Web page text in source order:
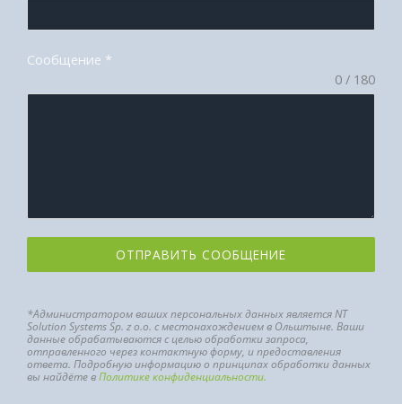
Сообщение *
0 / 180
ОТПРАВИТЬ СООБЩЕНИЕ
*Администратором ваших персональных данных является NT
Solution Systems Sp. z o.o. с местонахождением в Ольштыне. Ваши
данные обрабатываются с целью обработки запроса,
отправленного через контактную форму, и предоставления
ответа. Подробную информацию о принципах обработки данных
вы найдёте вПолитике конфиденциальности.